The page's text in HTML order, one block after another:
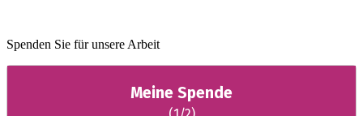
Spenden Sie für unsere Arbeit